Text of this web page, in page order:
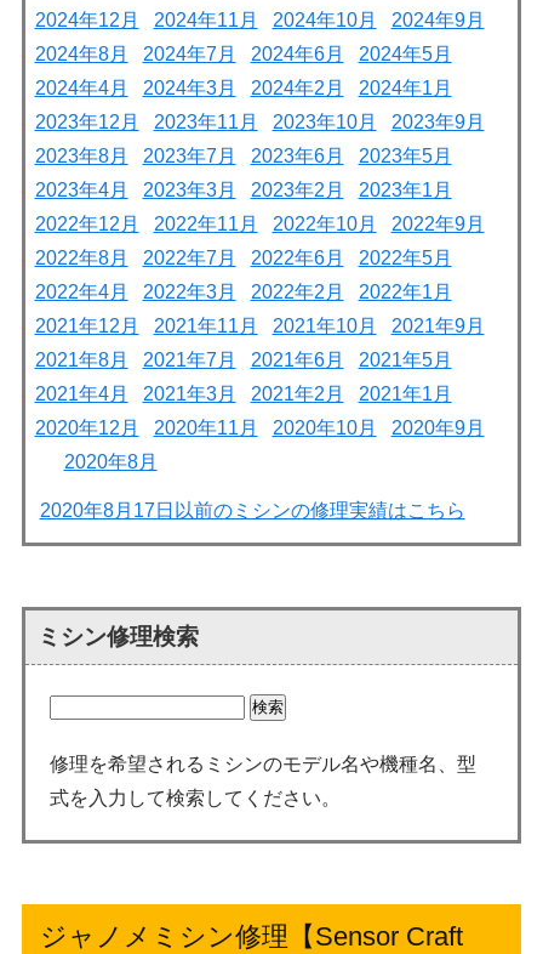
2024年12月
2024年11月 2024年10月
2024年9月
2024年8月
2024年7月 2024年6月
2024年5月
2024年4月
2024年3月 2024年2月
2024年1月
2023年12月
2023年11月 2023年10月
2023年9月
2023年8月
2023年7月 2023年6月
2023年5月
2023年4月
2023年3月 2023年2月
2023年1月
2022年12月
2022年11月 2022年10月
2022年9月
2022年8月
2022年7月 2022年6月
2022年5月
2022年4月
2022年3月 2022年2月
2022年1月
2021年12月
2021年11月 2021年10月
2021年9月
2021年8月
2021年7月 2021年6月
2021年5月
2021年4月
2021年3月 2021年2月
2021年1月
2020年12月
2020年11月 2020年10月
2020年9月
2020年8月
2020年8月17日以前のミシンの修理実績はこちら
ミシン修理検索
修理を希望されるミシンのモデル名や機種名、型
式を入力して検索してください。
ジャノメミシン修理【Sensor Craft